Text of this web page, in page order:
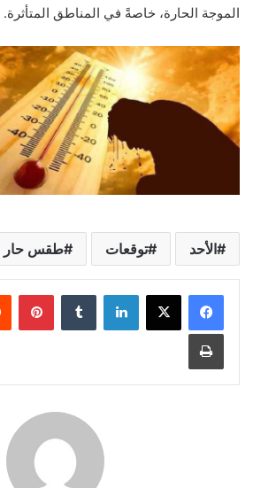
الموجة الحارة، خاصةً في المناطق المتأثرة.
الأحد توقعات طقس حار
لينكدإن
طباعة